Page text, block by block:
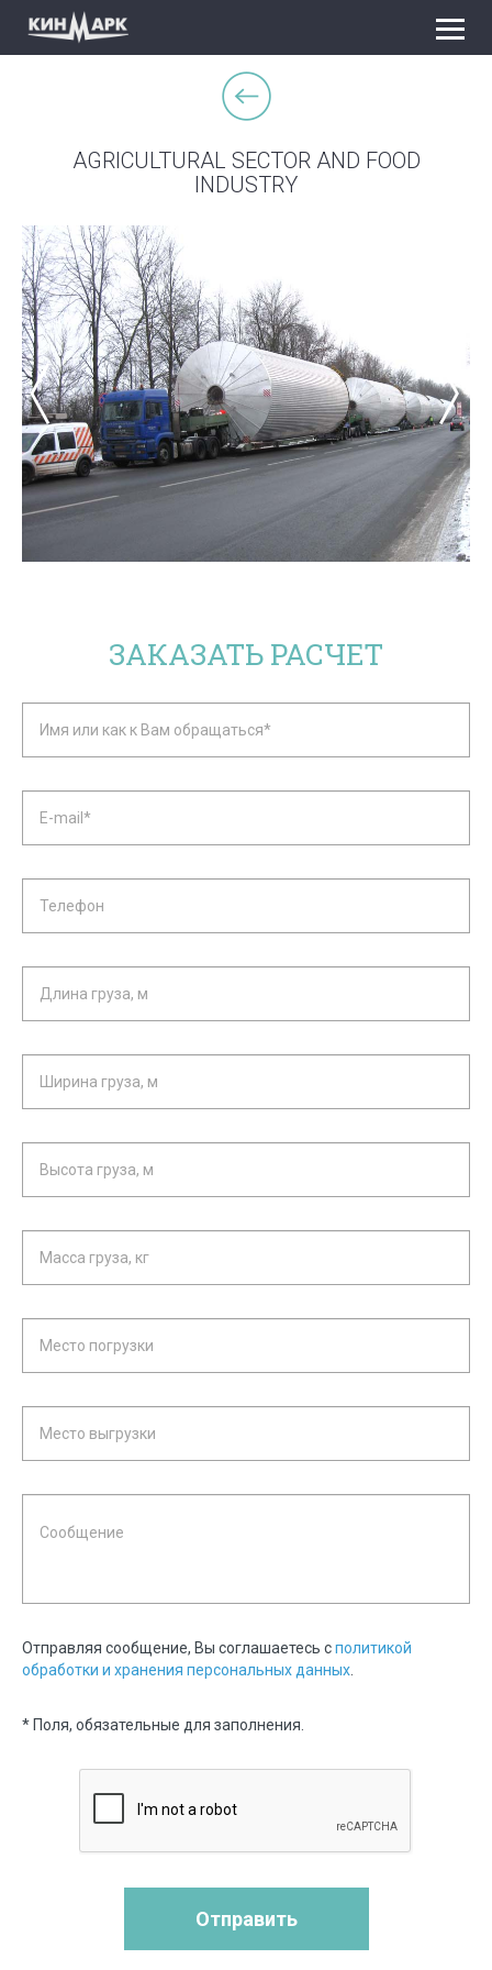
AGRICULTURAL SECTOR AND FOOD
INDUSTRY
ЗАКАЗАТЬ РАСЧЕТ
Отправляя сообщение, Вы соглашаетесь сполитикой
обработки и хранения персональных данных
* Поля, обязательные для заполнения.
Отправить